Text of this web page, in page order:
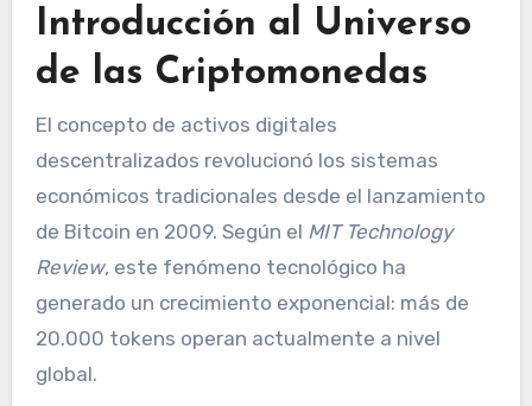
Introducción al Universo
de las Criptomonedas
El concepto de activos digitales
descentralizados revolucionó los sistemas
económicos tradicionales desde el lanzamiento
de Bitcoin en 2009. Según el MIT Technology
Review, este fenómeno tecnológico ha
generado un crecimiento exponencial: más de
20.000 tokens operan actualmente a nivel
global.